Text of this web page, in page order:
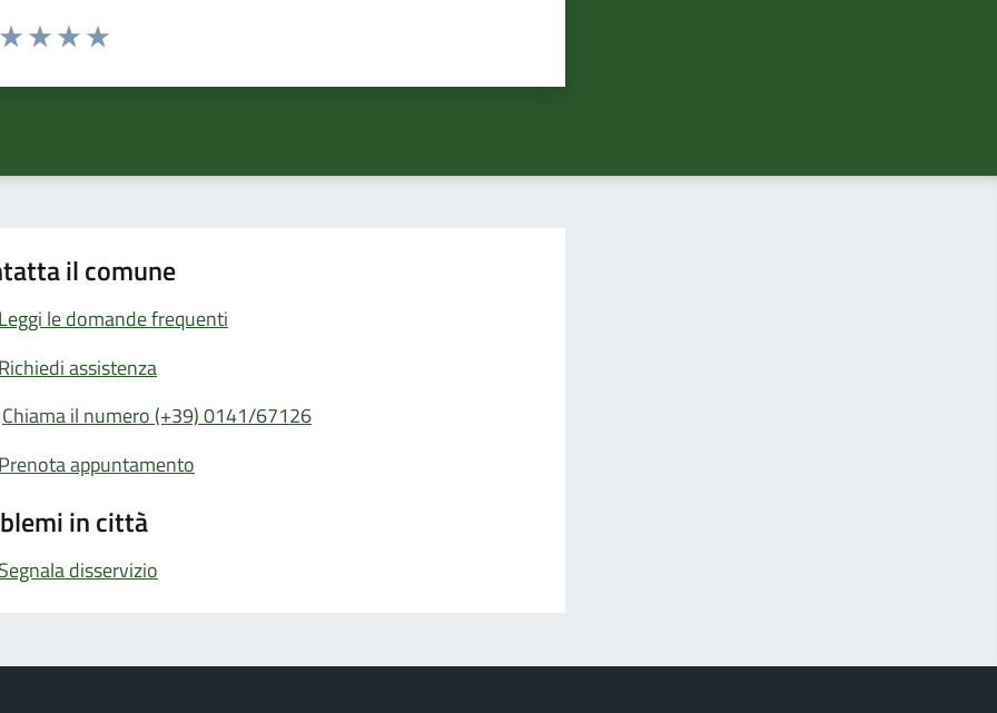
da 1 a 5 stelle la pagina
il comune
Leggi le domande frequenti
Richiedi assistenza
Chiama il numero (+39) 0141/67126
Prenota appuntamento
in città
Segnala disservizio